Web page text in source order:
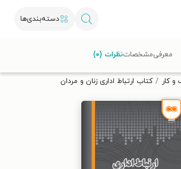
دسته‌بندی‌ها
تخفیف از طاقچه دریافت کن.
کار کتاب ارتباط اداری زنان و مردان
معرفیمشخصاتنظرات (۰)